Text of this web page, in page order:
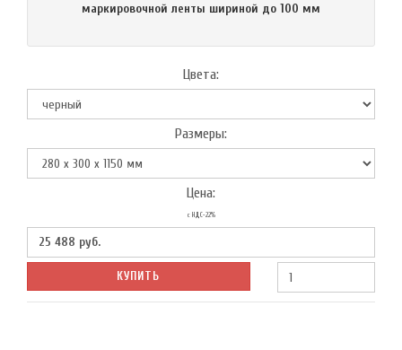
маркировочной ленты шириной до 100 мм
Цвета:
Размеры:
Цена:
с НДС-22%
25 488 руб.
КУПИТЬ